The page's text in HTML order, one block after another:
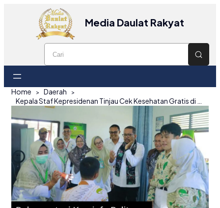
Media Daulat Rakyat
Home
Daerah